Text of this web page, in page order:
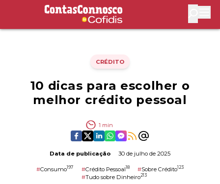
Contas Connosco by Cofidis
CRÉDITO
10 dicas para escolher o
melhor crédito pessoal
1 min
Data de publicação 30 de julho de 2025
#Consumo197 #Crédito Pessoal18 #Sobre Crédito123
#Tudo sobre Dinheiro213